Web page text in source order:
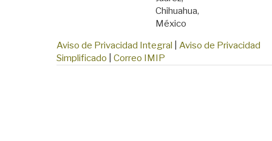
Chihuahua,
México
Aviso de Privacidad Integral |Aviso de Privacidad
Simplificado |Correo IMIP